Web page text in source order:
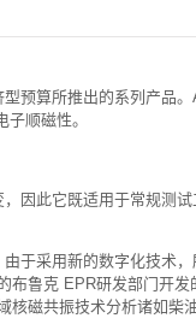
预算所推出的系列产品
顺磁性。
因此它既适用于常规测
于采用新的数字化技术
布鲁克 EPR研发部门开发
核磁共振技术分析诸如柴